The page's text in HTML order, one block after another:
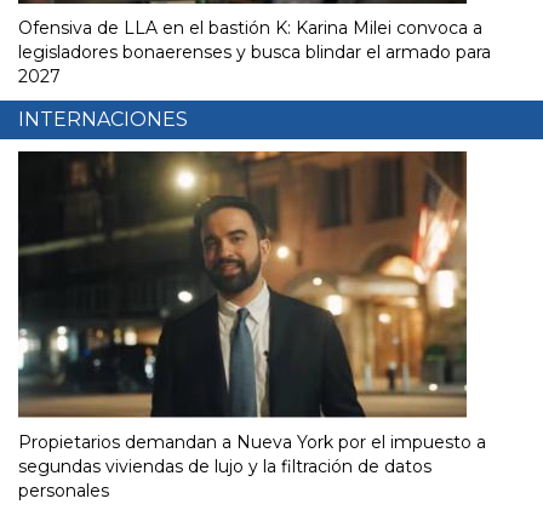
Ofensiva de LLA en el bastión K: Karina Milei convoca a
legisladores bonaerenses y busca blindar el armado para
2027
INTERNACIONES
Propietarios demandan a Nueva York por el impuesto a
segundas viviendas de lujo y la filtración de datos
personales